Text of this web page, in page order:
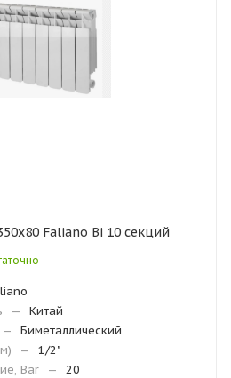
Faliano Bi 10 секций
—
Китай
—
Биметаллический
—
1/2"
Bar
—
20